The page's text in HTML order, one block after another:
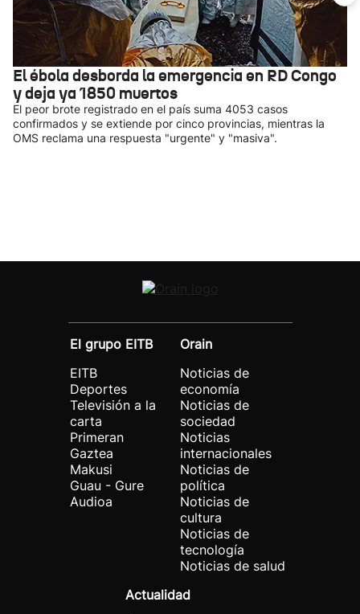
El ébola desborda la emergencia en RD Congo
y deja ya 1850 muertos
El peor brote registrado en el país suma 4053 casos
confirmados y se extiende por cinco provincias, mientras la
OMS reclama una respuesta "urgente" y "masiva".
El grupo EITB
EITB
Deportes
Televisión a la
carta
Primeran
Gaztea
Makusi
Guau - Gure
Audioa
Orain
Noticias de
economía
Noticias de
sociedad
Noticias
internacionales
Noticias de
política
Noticias de
cultura
Noticias de
tecnología
Noticias de salud
Actualidad